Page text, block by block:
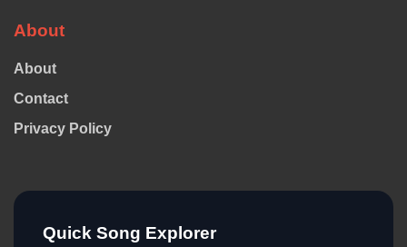
About
About
Contact
Privacy Policy
Quick Song Explorer